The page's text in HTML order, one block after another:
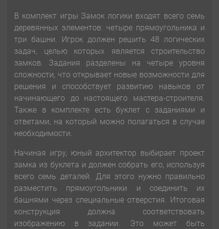
В комплект игры Замок логики входят всего семь
деревянных элементов: четыре прямоугольника и
три башни. Игрок должен решить 48 логических
задач, целью которых является строительство
замков. Задания разделены на четыре уровня
сложности, что открывает новые возможности для
решения и способствует развитию навыков от
начинающего до настоящего мастера-строителя.
Также в комплекте есть буклет с заданиями и
ответами, на который можно полагаться в случае
необходимости.
Начиная игру, юный архитектор выбирает проект
замка из буклета и должен собрать его, используя
всего семь деталей. Для этого нужно правильно
разместить прямоугольники и соединить их
башнями через специальные отверстия. Итоговая
конструкция должна соответствовать
изображению в задании. Это может быть